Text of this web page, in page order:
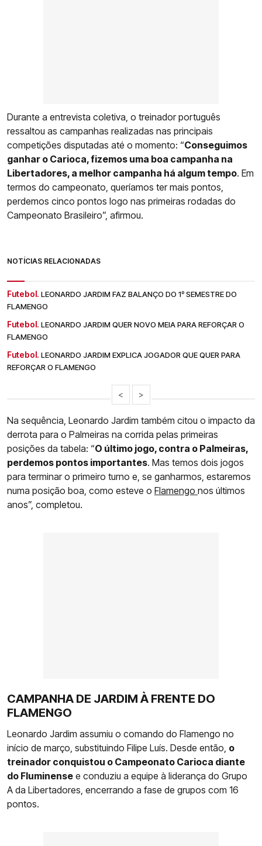
Durante a entrevista coletiva, o treinador português
ressaltou as campanhas realizadas nas principais
competições disputadas até o momento: “Conseguimos
ganhar o Carioca, fizemos uma boa campanha na
Libertadores, a melhor campanha há algum tempo. Em
termos do campeonato, queríamos ter mais pontos,
perdemos cinco pontos logo nas primeiras rodadas do
Campeonato Brasileiro”, afirmou.
NOTÍCIAS RELACIONADAS
Futebol. LEONARDO JARDIM FAZ BALANÇO DO 1º SEMESTRE DO
FLAMENGO
Futebol. LEONARDO JARDIM QUER NOVO MEIA PARA REFORÇAR O
FLAMENGO
Futebol. LEONARDO JARDIM EXPLICA JOGADOR QUE QUER PARA
REFORÇAR O FLAMENGO
< >
Na sequência, Leonardo Jardim também citou o impacto da
derrota para o Palmeiras na corrida pelas primeiras
posições da tabela: “O último jogo, contra o Palmeiras,
perdemos pontos importantes. Mas temos dois jogos
para terminar o primeiro turno e, se ganharmos, estaremos
numa posição boa, como esteve o Flamengo nos últimos
anos”, completou.
CAMPANHA DE JARDIM À FRENTE DO
FLAMENGO
Leonardo Jardim assumiu o comando do Flamengo no
início de março, substituindo Filipe Luís. Desde então, o
treinador conquistou o Campeonato Carioca diante
do Fluminense e conduziu a equipe à liderança do Grupo
A da Libertadores, encerrando a fase de grupos com 16
pontos.